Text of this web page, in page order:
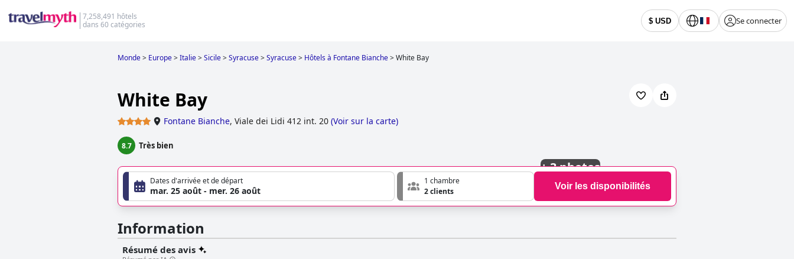
7,258,491 hôtels
dans 60 catégories
$ USD Se connecter
Monde> Europe>Italie>Sicile>Syracuse>Syracuse> Hôtels à Fontane Bianche>White Bay
White Bay
Fontane Bianche, Viale dei Lidi 412 int. 20 (Voir sur la carte)
8.7 Très bien
+3 photos
Dates d'arrivée et de départ
mar. 25 août - mer. 26 août
1 chambre
2 clients
Voir les disponibilités
Information
Résumé des avis